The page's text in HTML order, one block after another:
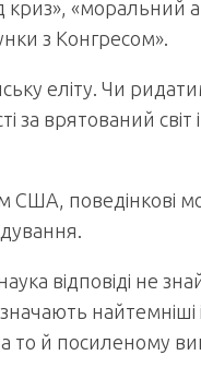
«моральний
з Конгресом».
еліту. Чи
врятований світ
поведінкові
відповіді не
найтемніші
то й посиленому